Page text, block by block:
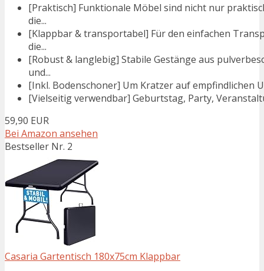
[Praktisch] Funktionale Möbel sind nicht nur
die...
[Klappbar & transportabel] Für den einfachen
die...
[Robust & langlebig] Stabile Gestänge aus
und...
[Inkl. Bodenschoner] Um Kratzer auf empfindlichen
[Vielseitig verwendbar] Geburtstag, Party,
59,90 EUR
Bei Amazon ansehen
Bestseller Nr. 2
Casaria Gartentisch 180x75cm Klappbar